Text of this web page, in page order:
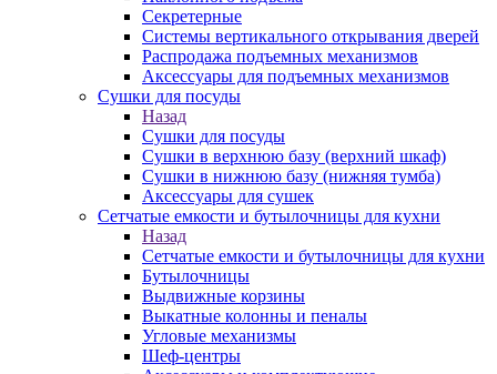
Секретерные
Системы вертикального открывания дверей
Распродажа подъемных механизмов
Аксессуары для подъемных механизмов
Сушки для посуды
Назад
Сушки для посуды
Сушки в верхнюю базу (верхний шкаф)
Сушки в нижнюю базу (нижняя тумба)
Аксессуары для сушек
Сетчатые емкости и бутылочницы для кухни
Назад
Сетчатые емкости и бутылочницы для кухни
Бутылочницы
Выдвижные корзины
Выкатные колонны и пеналы
Угловые механизмы
Шеф-центры